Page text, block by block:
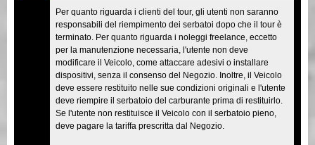
Per quanto riguarda i clienti del tour, gli utenti non saranno
responsabili del riempimento dei serbatoi dopo che il tour è
terminato. Per quanto riguarda i noleggi freelance, eccetto
per la manutenzione necessaria, l'utente non deve
modificare il Veicolo, come attaccare adesivi o installare
dispositivi, senza il consenso del Negozio. Inoltre, il Veicolo
deve essere restituito nelle sue condizioni originali e l'utente
deve riempire il serbatoio del carburante prima di restituirlo.
Se l'utente non restituisce il Veicolo con il serbatoio pieno,
deve pagare la tariffa prescritta dal Negozio.